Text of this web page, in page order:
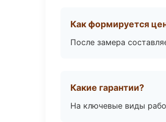
Как формируется
После замера
Какие гарантии?
На ключевые виды